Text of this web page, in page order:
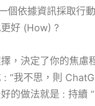
依據資訊採取行
好 (How) ?
，決定了你的焦慮
: “我不思，則
的做法就是 : 持續